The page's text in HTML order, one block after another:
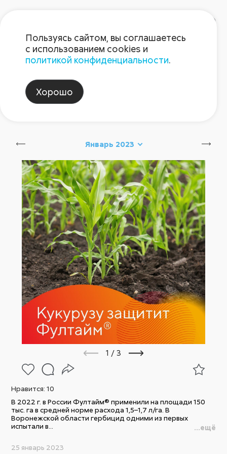
Блог Августа
Январь 2023
1 / 3
Нравится:10
В 2022 г. в России Фултайм® применили на площади 150
тыс. га в средней норме расхода 1,5–1,7 л/га. В
Воронежской области гербицид одними из первых
испытали в...
...ещё
25 январь 2023
Пользуясь сайтом, вы соглашаетесь
с использованием cookies и
политикой конфиденциальности.
Хорошо